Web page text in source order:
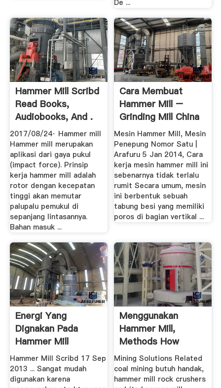
De ...
Hammer Mill Scribd
Read Books,
Audiobooks, And .
2017/08/24· Hammer mill
Hammer mill merupakan
aplikasi dari gaya pukul
(impact force). Prinsip
kerja hammer mill adalah
rotor dengan kecepatan
tinggi akan memutar
palupalu pemukul di
sepanjang lintasannya.
Bahan masuk ...
Cara Membuat
Hammer Mill –
Grinding Mill China
Mesin Hammer Mill, Mesin
Penepung Nomor Satu |
Arafuru 5 Jan 2014, Cara
kerja mesin hammer mill ini
sebenarnya tidak terlalu
rumit Secara umum, mesin
ini berbentuk sebuah
tabung besi yang memiliki
poros di bagian vertikal ...
Energi Yang
Dignakan Pada
Hammer Mill
Crusher .
Hammer Mill Scribd 17 Sep
2013 ... Sangat mudah
digunakan karena
Menggunakan
Hammer Mill,
Methods How
Repair Crusher
Mining Solutions Related
coal mining butuh handak,
hammer mill rock crushers